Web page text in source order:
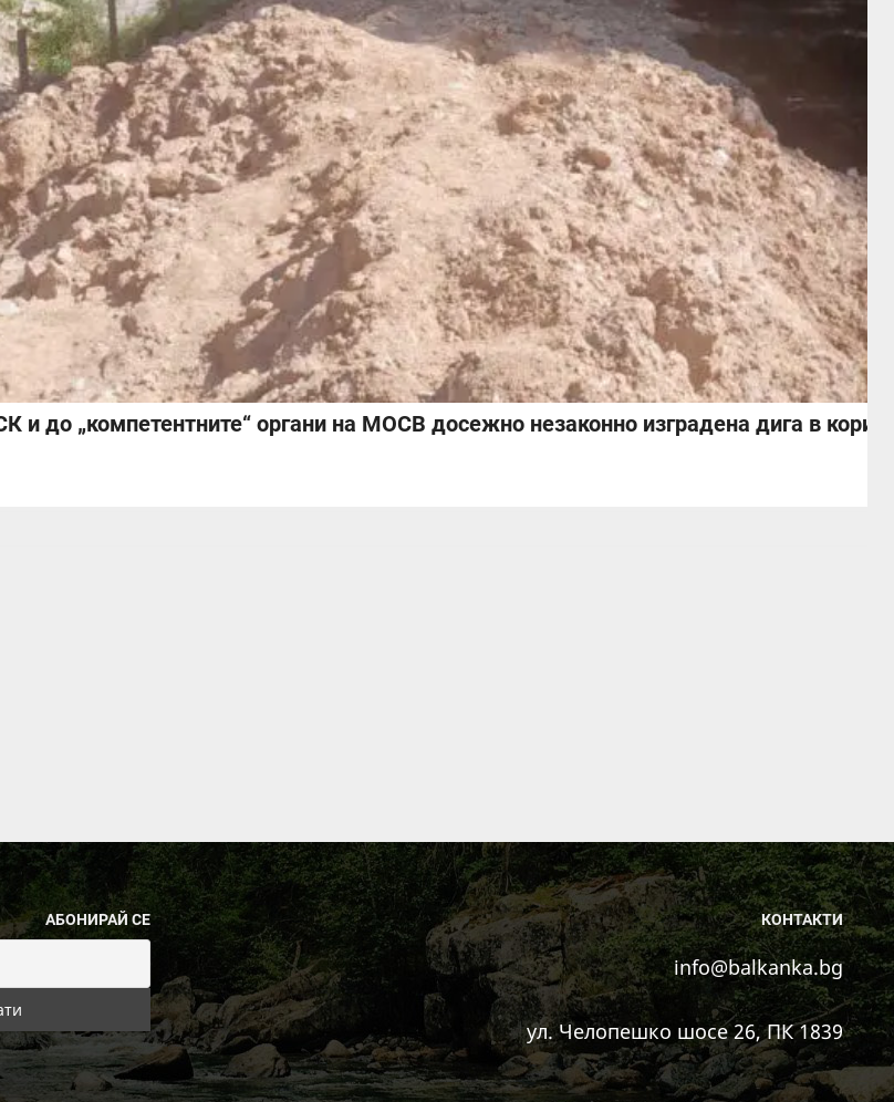
и до „компетентните“ органи на МОСВ досежно незаконно изградена дига в
АБОНИРАЙ СЕ КОНТАКТИ
info@balkanka.bg
ул. Челопешко шосе 26, ПК 1839